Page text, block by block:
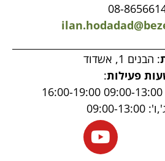
08-
: הבנים 1, אשדוד
פעילות:
13:00